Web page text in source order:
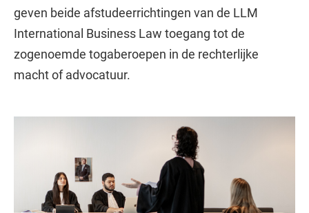
geven beide afstudeerrichtingen van de LLM
International Business Law toegang tot de
zogenoemde togaberoepen in de rechterlijke
macht of advocatuur.